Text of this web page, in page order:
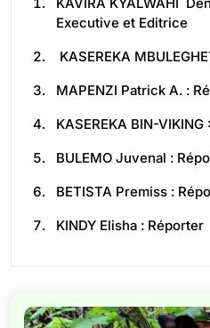
Executive et Editrice
KASEREKA
MAPENZI Patrick A. :
KASEREKA BIN-
BULEMO Juvenal :
BETISTA Premiss :
KINDY Elisha : Réporter